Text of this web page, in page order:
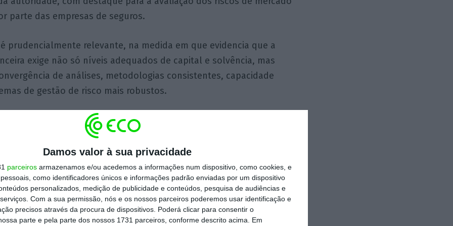
Damos valor à sua privacidade
parceiros armazenamos e/ou acedemos a informações num dispositivo, como cookies, e
como identificadores únicos e informações padrão enviadas por um dispositivo
personalizados, medição de publicidade e conteúdos, pesquisa de audiências e
Com a sua permissão, nós e os nossos parceiros poderemos usar identificação e
precisos através da procura de dispositivos. Poderá clicar para consentir o
parte e pela parte dos nossos 1731 parceiros, conforme descrito acima. Em
parte das empresas de seguros.
prudencialmente relevante, na medida em que evidencia que a
exige não só níveis adequados de capital e solvência, mas
de análises, metodologias consistentes, capacidade
de gestão de risco mais robustos.
não depende exclusivamente da solidez individual das
da capacidade de compreender os canais de transmissão e os efeitos
diferentes segmentos do sistema financeiro. O risco sistémico
entre atividades financeiras e da acumulação de
no sistema, não se limitando aos mercados de capitais, sendo
em segmentos mais expostos ao ciclo económico, como a
seguradora, em